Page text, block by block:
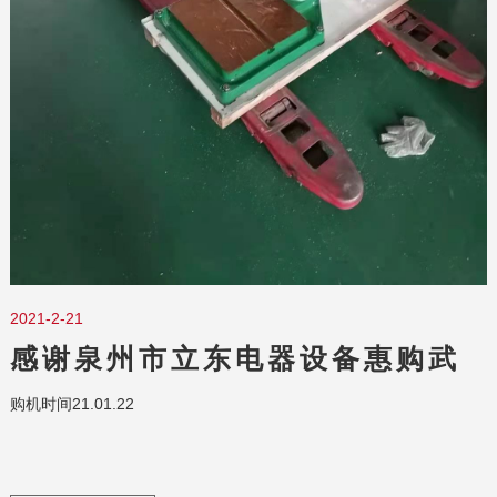
2021-2-21
感谢泉州市立东电器设备惠购武
夷山攻丝机S4112
购机时间21.01.22